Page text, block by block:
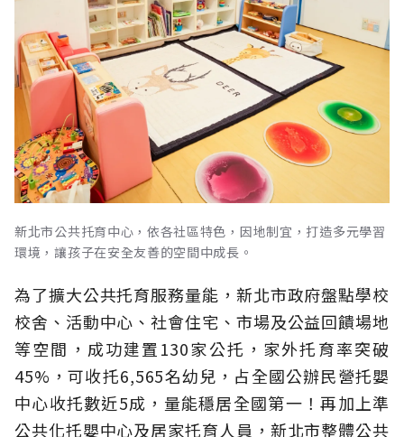
新北市公共托育中心，依各社區特色，因地制宜，打造多元學習
環境，讓孩子在安全友善的空間中成長。
為了擴大公共托育服務量能，新北市政府盤點學校
校舍、活動中心、社會住宅、市場及公益回饋場地
等空間，成功建置130家公托，家外托育率突破
45%，可收托6,565名幼兒，占全國公辦民營托嬰
中心收托數近5成，量能穩居全國第一！再加上準
公共化托嬰中心及居家托育人員，新北市整體公共